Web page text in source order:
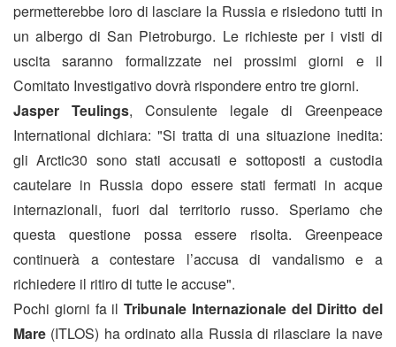
permetterebbe loro di lasciare la Russia e risiedono tutti in
un albergo di San Pietroburgo. Le richieste per i visti di
uscita saranno formalizzate nei prossimi giorni e il
Comitato Investigativo dovrà rispondere entro tre giorni.
Jasper Teulings, Consulente legale di Greenpeace
International dichiara: "Si tratta di una situazione inedita:
gli Arctic30 sono stati accusati e sottoposti a custodia
cautelare in Russia dopo essere stati fermati in acque
internazionali, fuori dal territorio russo. Speriamo che
questa questione possa essere risolta. Greenpeace
continuerà a contestare l’accusa di vandalismo e a
richiedere il ritiro di tutte le accuse".
Pochi giorni fa il Tribunale Internazionale del Diritto del
Mare (ITLOS) ha ordinato alla Russia di rilasciare la nave